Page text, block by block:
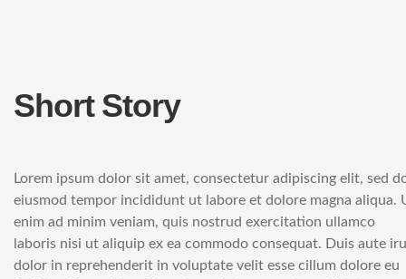
Short Story
Lorem ipsum dolor sit amet, consectetur adipiscing elit, sed
eiusmod tempor incididunt ut labore et dolore magna aliqua.
enim ad minim veniam, quis nostrud exercitation ullamco
laboris nisi ut aliquip ex ea commodo consequat. Duis aute
dolor in reprehenderit in voluptate velit esse cillum dolore eu